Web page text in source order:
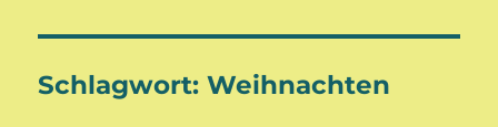
Schlagwort:Weihnachten